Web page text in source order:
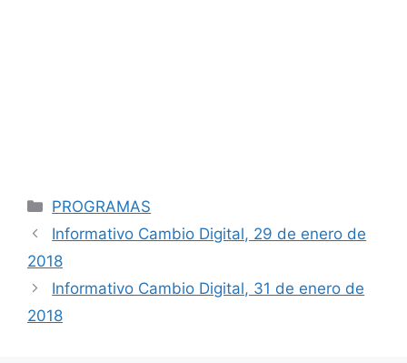
Categorías
PROGRAMAS
Navegación
de
Informativo Cambio Digital, 29 de enero de
2018
Informativo Cambio Digital, 31 de enero de
2018